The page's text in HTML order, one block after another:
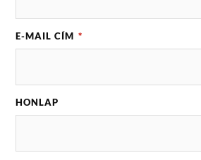
E-MAIL CÍM *
HONLAP